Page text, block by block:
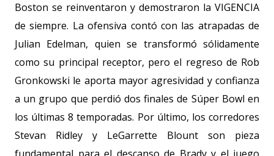
Boston se reinventaron y demostraron la VIGENCIA
de siempre. La ofensiva contó con las atrapadas de
Julian Edelman, quien se transformó sólidamente
como su principal receptor, pero el regreso de Rob
Gronkowski le aporta mayor agresividad y confianza
a un grupo que perdió dos finales de Súper Bowl en
los últimas 8 temporadas. Por último, los corredores
Stevan Ridley y LeGarrette Blount son pieza